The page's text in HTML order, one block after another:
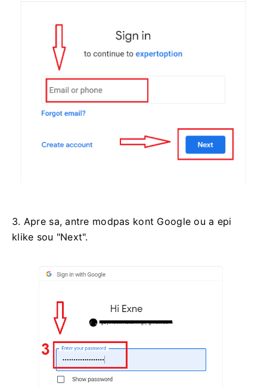
3. Apre sa, antre modpas kont Google ou a epi
klike sou "Next".